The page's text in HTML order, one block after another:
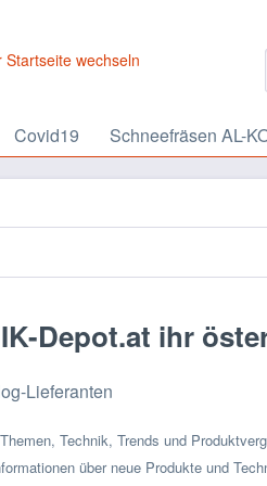
Covid19 Schneefräsen AL-
Depot.at ihr
Technik, Trends und
über neue Produkte und